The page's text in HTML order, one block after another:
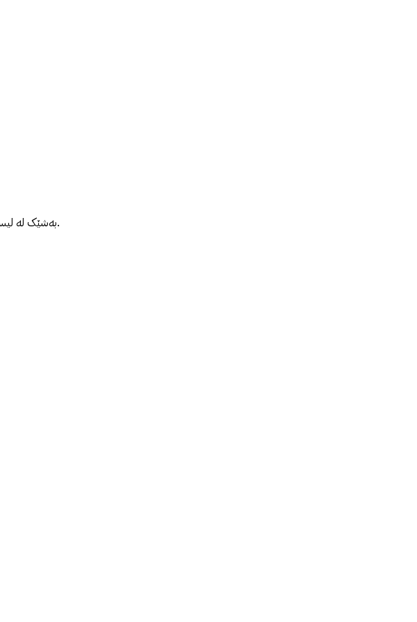
بەشێک لە لیستی تەنیشت هەڵبژێرە بۆ دەستپێکردنی خوێندنەوە.